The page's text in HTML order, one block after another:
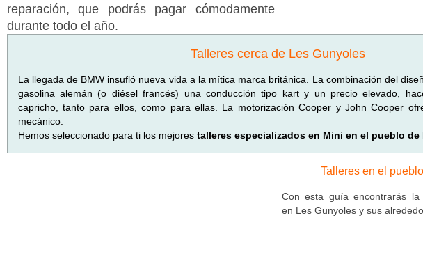
reparación, que podrás pagar cómodamente
durante todo el año.
Talleres cerca de Les Gunyoles
La llegada de BMW insufló nueva vida a la mítica marca británica. La combinación del
gasolina alemán (o diésel francés) una conducción tipo kart y un precio elevado,
capricho, tanto para ellos, como para ellas. La motorización Cooper y John Cooper
mecánico.
Hemos seleccionado para ti los mejores talleres especializados en Mini en el pueblo de
Talleres en el
Con esta guía encontrarás
en Les Gunyoles y sus